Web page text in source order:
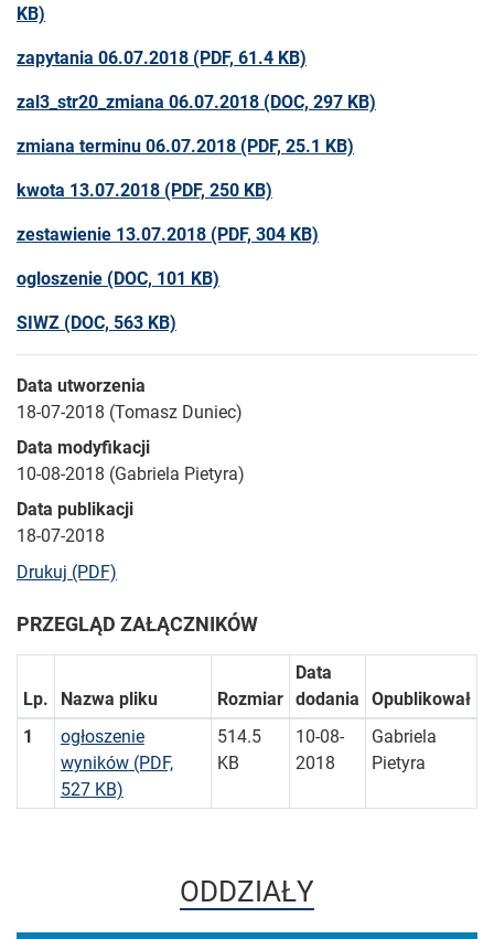
KB)
zapytania 06.07.2018 (PDF, 61.4 KB)
zal3_str20_zmiana 06.07.2018 (DOC, 297 KB)
zmiana terminu 06.07.2018 (PDF, 25.1 KB)
kwota 13.07.2018 (PDF, 250 KB)
zestawienie 13.07.2018 (PDF, 304 KB)
ogloszenie (DOC, 101 KB)
SIWZ (DOC, 563 KB)
Data utworzenia
18-07-2018 (Tomasz Duniec)
Data modyfikacji
10-08-2018 (Gabriela Pietyra)
Data publikacji
18-07-2018
Drukuj (PDF)
PRZEGLĄD ZAŁĄCZNIKÓW
Lp. Nazwa pliku Rozmiar
Data
dodania
Opublikował
1
ogłoszenie
wyników(PDF,
527 KB)
514.5
KB
10-08-
2018
Gabriela
Pietyra
ODDZIAŁY